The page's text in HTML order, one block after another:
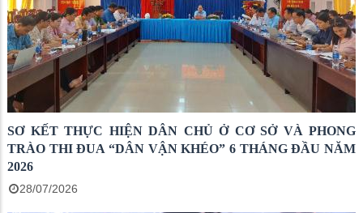
SƠ KẾT THỰC HIỆN DÂN CHỦ Ở CƠ SỞ VÀ PHONG
TRÀO THI ĐUA “DÂN VẬN KHÉO” 6 THÁNG ĐẦU NĂM
2026
28/07/2026